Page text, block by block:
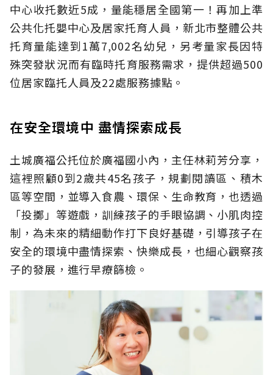
中心收托數近5成，量能穩居全國第一！再加上準
公共化托嬰中心及居家托育人員，新北市整體公共
托育量能達到1萬7,002名幼兒，另考量家長因特
殊突發狀況而有臨時托育服務需求，提供超過500
位居家臨托人員及22處服務據點。
在安全環境中 盡情探索成長
土城廣福公托位於廣福國小內，主任林莉芳分享，
這裡照顧0到2歲共45名孩子，規劃閱讀區、積木
區等空間，並導入食農、環保、生命教育，也透過
「投擲」等遊戲，訓練孩子的手眼協調、小肌肉控
制，為未來的精細動作打下良好基礎，引導孩子在
安全的環境中盡情探索、快樂成長，也細心觀察孩
子的發展，進行早療篩檢。